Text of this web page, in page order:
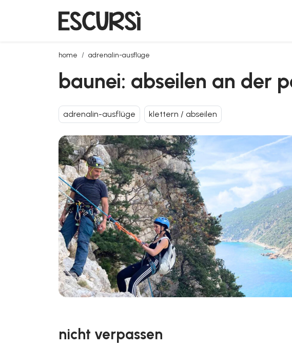
home adrenalin-ausflüge
baunei: abseilen an der pedra longa
baunei: abseilen an der
adrenalin-ausflüge klettern / abseilen
nicht verpassen